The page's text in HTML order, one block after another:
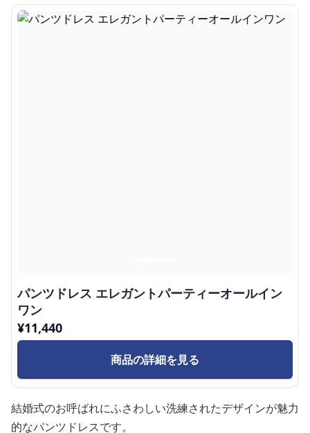
パンツドレス エレガントパーティーオールイン
ワン
¥11,440
商品の詳細を見る
結婚式のお呼ばれにふさわしい洗練されたデザインが魅力
的なパンツドレスです。